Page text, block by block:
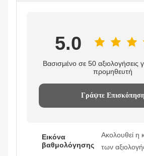
5.0
Βασισμένο σε 50 αξιολογήσεις
προμηθευτή
Γράψτε Επισκόπηση
Εικόνα
βαθμολόγησης
Ακολουθεί η
των